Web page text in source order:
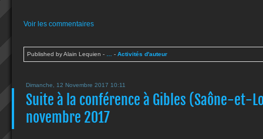
Voir les commentaires
Published by Alain Lequien - - Activités d'auteur
Dimanche, 12 Novembre 2017 10:11
Suite à la conférence à Gibles (Saône-et-
novembre 2017